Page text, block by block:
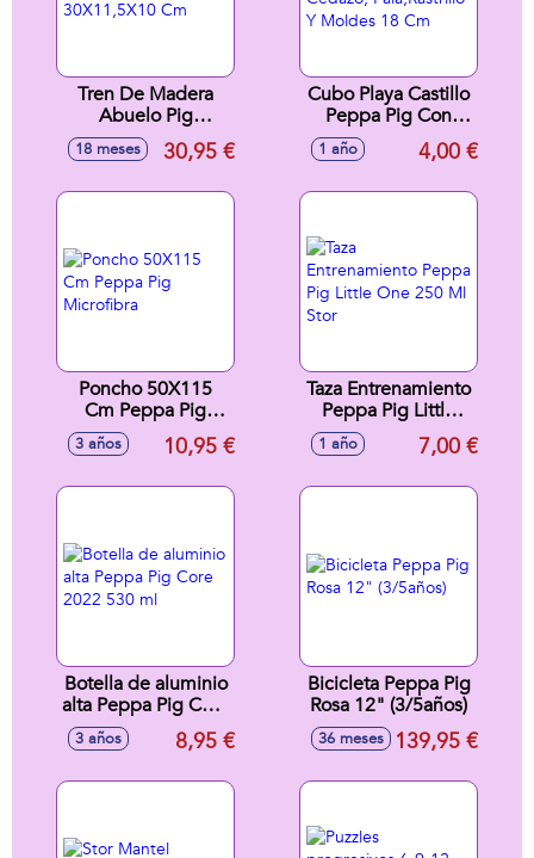
Tren De Madera
Abuelo Pig
30X11,5X10 Cm
18 meses 30,95 €
Cubo Playa Castillo
Peppa Pig Con
Cedazo,
Pala,Rastrillo Y
1 año 4,00 €
Poncho 50X115
Cm Peppa Pig
Microfibra
3 años 10,95 €
Taza Entrenamiento
Peppa Pig Little
One 250 Ml Stor
1 año 7,00 €
Botella de aluminio
alta Peppa Pig Core
2022 530 ml
3 años 8,95 €
Bicicleta Peppa Pig
Rosa 12" (3/5años)
36 meses 139,95 €